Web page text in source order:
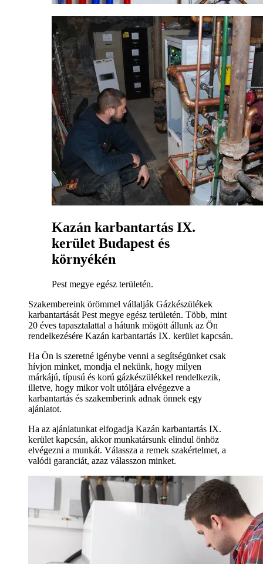
Kazán karbantartás IX.
kerület Budapest és
környékén
Pest megye egész területén.
Szakembereink örömmel vállalják Gázkészülékek
karbantartását Pest megye egész területén. Több, mint
20 éves tapasztalattal a hátunk mögött állunk az Ön
rendelkezésére Kazán karbantartás IX. kerület kapcsán.
Ha Ön is szeretné igénybe venni a segítségünket csak
hívjon minket, mondja el nekünk, hogy milyen
márkájú, típusú és korú gázkészülékkel rendelkezik,
illetve, hogy mikor volt utóljára elvégezve a
karbantartás és szakemberink adnak önnek egy
ajánlatot.
Ha az ajánlatunkat elfogadja Kazán karbantartás IX.
kerület kapcsán, akkor munkatársunk elindul önhöz
elvégezni a munkát. Válassza a remek szakértelmet, a
valódi garanciát, azaz válasszon minket.